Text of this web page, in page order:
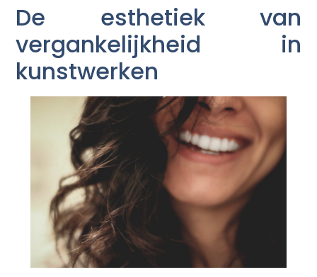
De esthetiek van
vergankelijkheid in
kunstwerken